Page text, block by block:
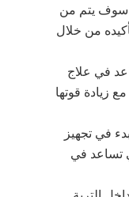
سوف يتم من
من خلال
في علاج
زيادة قوتها
في تجهيز
تساعد في